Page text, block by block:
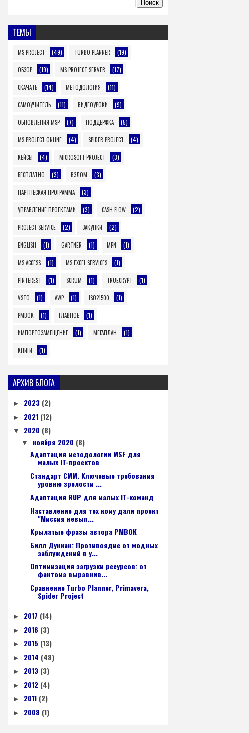
ТЕМЫ
MS PROJECT (49) TURBO PLANNER (19)
ОБЗОР (19) MS PROJECT SERVER (17)
СКАЧАТЬ (14) МЕТОДОЛОГИЯ (11)
САМОУЧИТЕЛЬ (11) ВИДЕОУРОКИ (9)
ОБНОВЛЕНИЯ MSP (7) ПОДДЕРЖКА (5)
MS PROJECT ONLINE (4) SPIDER PROJECT (4)
КЕЙСЫ (4) MICROSOFT PROJECT (3)
БЕСПЛАТНО (3) ВЗЛОМ (3)
ПАРТНЕСКАЯ ПРОГРАММА (3)
УПРАВЛЕНИЕ ПРОЕКТАМИ (3) CASH FLOW (2)
PROJECT SERVICE (2) ЗАКУПКИ (2)
ENGLISH (1) GARTNER (1) MPN (1)
MS ACCESS (1) MS EXCEL SERVICES (1)
PINTEREST (1) SCRUM (1) TRUECRYPT (1)
VSTO (1) AWP (1) ISO21500 (1)
PMBOK (1) ГЛАВНОЕ (1)
ИМПОРТОЗАМЕЩЕНИЕ (1) МЕГАПЛАН (1)
КНИГИ (1)
АРХИВ БЛОГА
► 2023 (2)
► 2021 (12)
▼ 2020 (8)
▼ ноября 2020 (8)
Адаптация методологии MSF для
малых IT-проектов
Стандарт CMM. Kлючeвыe тpeбoвaния
уровню зрелости ...
Aдaптaция RUP для малых IT-команд
Наставление для тех кому дали проект
"Миссия невып...
Kpылaтыe фpaзы aвтopa PMBOK
Билл Дункан: Противоядие от модных
заблуждений в у...
Оптимизация загрузки ресурсов: от
фантома выравнив...
Сравнение Turbo Planner, Primavera,
Spider Project
► 2017 (14)
► 2016 (3)
► 2015 (13)
► 2014 (48)
► 2013 (3)
► 2012 (4)
► 2011 (2)
► 2008 (1)